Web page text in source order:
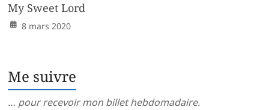
My Sweet Lord
8 mars 2020
Me suivre
… pour recevoir mon billet hebdomadaire.